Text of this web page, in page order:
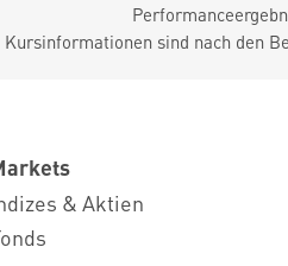
Kursinformationen sind nach den
& Aktien